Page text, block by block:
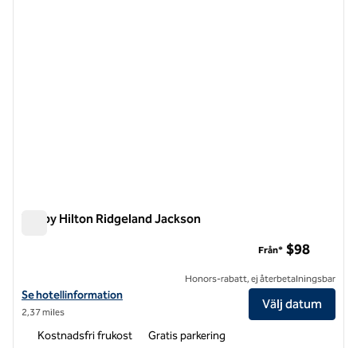
Tru by Hilton Ridgeland Jackson
Visa hotelluppgifter för Tru by Hilton Ridgeland Jackson
Se hotellinformation
2,37 miles
Från* $98
Honors-rabatt, ej återbetalningsbar
Välj datum
Kostnadsfri frukost Gratis parkering